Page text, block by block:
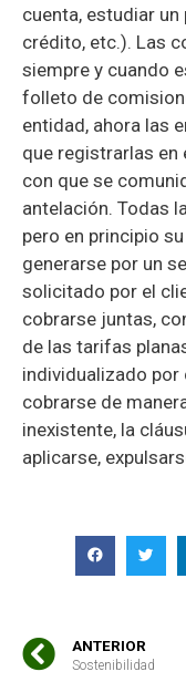
cuenta, estudiar
crédito, etc.). Las
siempre y cuando
folleto de
entidad, ahora las
que registrarlas en
con que se
antelación. Todas
pero en principio
generarse por un
solicitado por el
cobrarse juntas,
de las tarifas
individualizado por
cobrarse de
inexistente, la
aplicarse,
ANTERIOR
Sostenibilidad